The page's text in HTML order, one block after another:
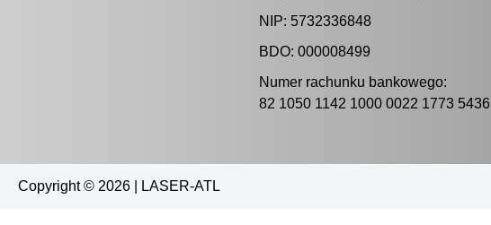
NIP: 5732336848
BDO: 000008499
Numer rachunku bankowego:
82 1050 1142 1000 0022 1773 5436
Copyright © 2026 | LASER-ATL